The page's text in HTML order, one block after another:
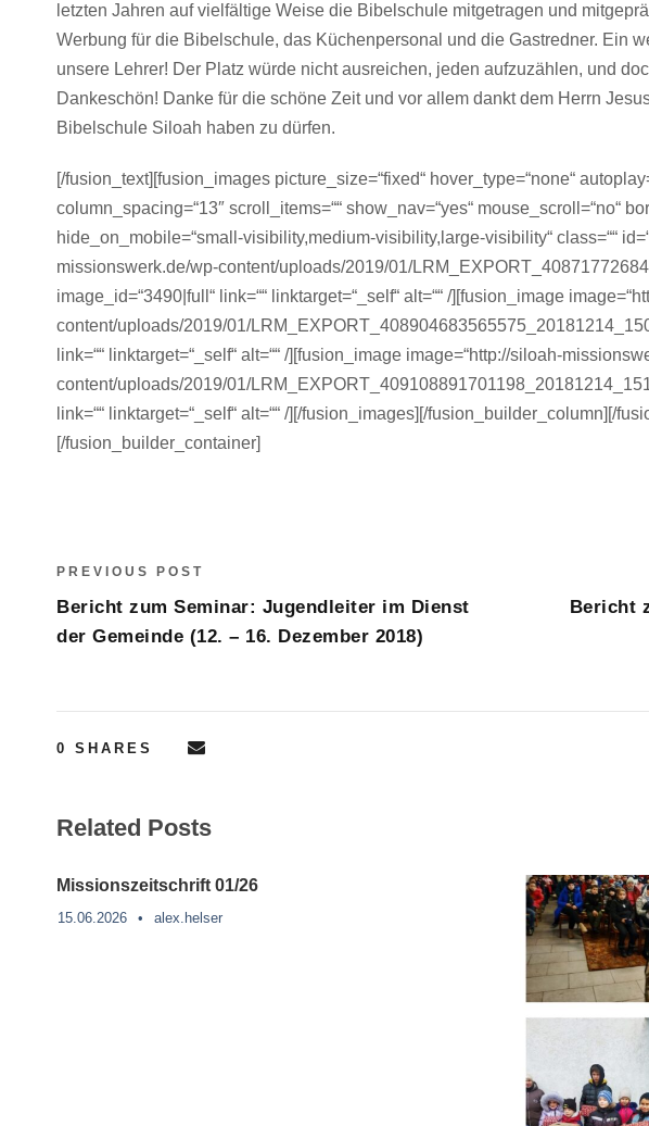
letzten Jahren auf vielfältige Weise die Bibelschule mitgetragen und
Werbung für die Bibelschule, das Küchenpersonal und die Gastredner. Ein
unsere Lehrer! Der Platz würde nicht ausreichen, jeden aufzuzählen, und
Dankeschön! Danke für die schöne Zeit und vor allem dankt dem Herrn
Bibelschule Siloah haben zu dürfen.
[/fusion_text][fusion_images picture_size=“fixed“ hover_type=“none“
column_spacing=“13″ scroll_items=““ show_nav=“yes“ mouse_scroll=“no“
hide_on_mobile=“small-visibility,medium-visibility,large-visibility“ class=““
missionswerk.de/wp-content/uploads/2019/01/
image_id=“3490|full“ link=““ linktarget=“_self“ alt=““ /][fusion_image
content/uploads/2019/01/
link=““ linktarget=“_self“ alt=““ /][fusion_image image=“http://siloah-
content/uploads/2019/01/
link=““ linktarget=“_self“ alt=““ /][/fusion_images][/fusion_builder_column][/
[/fusion_builder_container]
PREVIOUS POST
Bericht zum Seminar: Jugendleiter im Dienst
der Gemeinde (12. – 16. Dezember 2018)
Bericht
0 SHARES
Related Posts
Missionszeitschrift 01/26
15.06.2026 • alex.helser